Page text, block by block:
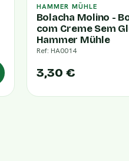
HAMMER MÜHLE
Bolacha Molino -
com Creme Sem
Hammer Mühle
Ref: HA0014
3,30 €